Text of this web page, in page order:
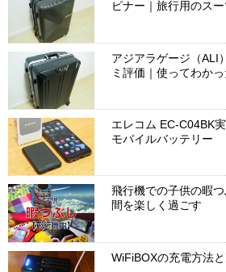
ピナー｜旅行用のス
アジアラゲージ（ALI
ミ評価｜使ってわか
エレコム EC-C04BK
モバイルバッテリー
飛行機での子供の暇
間を楽しく過ごす
WiFiBOXの充電方法